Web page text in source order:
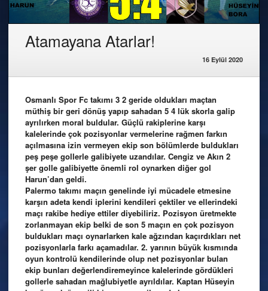
Atamayana Atarlar!
16 Eylül 2020
Osmanlı Spor Fc takımı 3 2 geride oldukları maçtan
müthiş bir geri dönüş yapıp sahadan 5 4 lük skorla galip
ayrılırken moral buldular. Güçlü rakiplerine karşı
kalelerinde çok pozisyonlar vermelerine rağmen farkın
açılmasına izin vermeyen ekip son bölümlerde buldukları
peş peşe gollerle galibiyete uzandılar. Cengiz ve Akın 2
şer golle galibiyette önemli rol oynarken diğer gol
Harun’dan geldi.
Palermo takımı maçın genelinde iyi mücadele etmesine
karşın adeta kendi iplerini kendileri çektiler ve ellerindeki
maçı rakibe hediye ettiler diyebiliriz. Pozisyon üretmekte
zorlanmayan ekip belki de son 5 maçın en çok pozisyon
buldukları maçı oynarlarken kale ağzından kaçırdıkları net
pozisyonlarla farkı açamadılar. 2. yarının büyük kısmında
oyun kontrolü kendilerinde olup net pozisyonlar bulan
ekip bunları değerlendiremeyince kalelerinde gördükleri
gollerle sahadan mağlubiyetle ayrıldılar. Kaptan Hüseyin